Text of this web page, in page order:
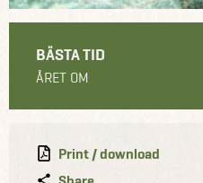
BÄSTA TID
ÅRET OM
Print / download